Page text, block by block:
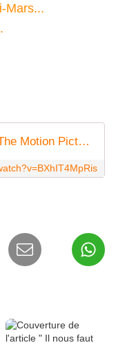
Mars...
Rihanna - Sledgehammer (From The Motion Picture "Star Trek Beyond")